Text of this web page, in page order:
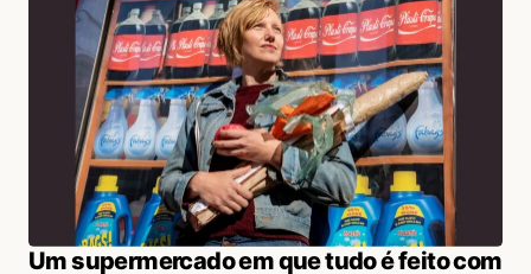
Um supermercado em que tudo é feito com